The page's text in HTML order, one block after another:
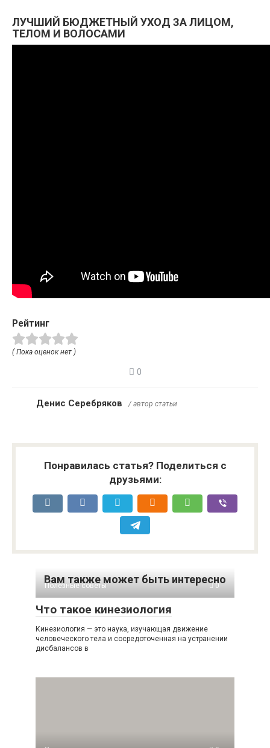
ЛУЧШИЙ БЮДЖЕТНЫЙ УХОД ЗА ЛИЦОМ,
ТЕЛОМ И ВОЛОСАМИ
Рейтинг
( Пока оценок нет )
0
Денис Серебряков / автор статьи
Понравилась статья? Поделиться с
друзьями:
Вам также может быть интересно
Полезные советы 0
Что такое кинезиология
Кинезиология — это наука, изучающая движение
человеческого тела и сосредоточенная на устранении
дисбалансов в